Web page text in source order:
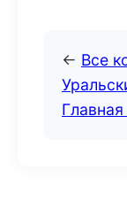
← Все